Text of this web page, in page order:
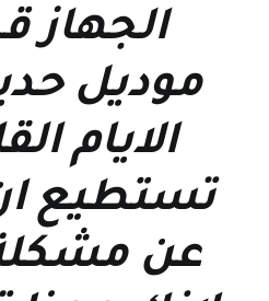
الجهاز
موديل
الايام
تستطيع
عن